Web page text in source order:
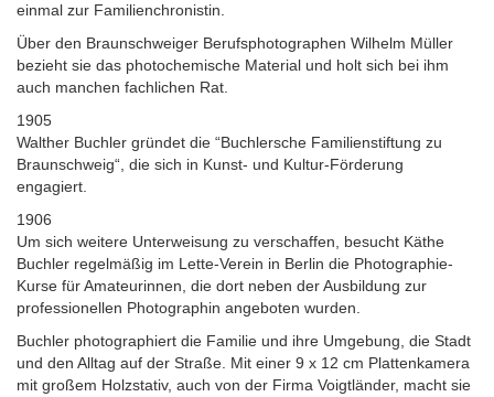
einmal zur Familienchronistin.
Über den Braunschweiger Berufsphotographen Wilhelm Müller
bezieht sie das photochemische Material und holt sich bei ihm
auch manchen fachlichen Rat.
1905
Walther Buchler gründet die “Buchlersche Familienstiftung zu
Braunschweig“, die sich in Kunst- und Kultur-Förderung
engagiert.
1906
Um sich weitere Unterweisung zu verschaffen, besucht Käthe
Buchler regelmäßig im Lette-Verein in Berlin die Photographie-
Kurse für Amateurinnen, die dort neben der Ausbildung zur
professionellen Photographin angeboten wurden.
Buchler photographiert die Familie und ihre Umgebung, die Stadt
und den Alltag auf der Straße. Mit einer 9 x 12 cm Plattenkamera
mit großem Holzstativ, auch von der Firma Voigtländer, macht sie